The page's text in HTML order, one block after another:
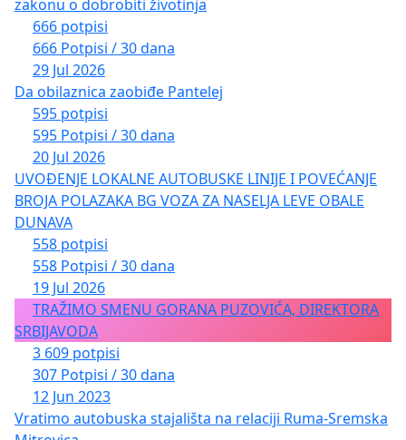
zakonu o dobrobiti životinja
666 potpisi
666 Potpisi / 30 dana
29 Jul 2026
Da obilaznica zaobiđe Pantelej
595 potpisi
595 Potpisi / 30 dana
20 Jul 2026
UVOĐENJE LOKALNE AUTOBUSKE LINIJE I POVEĆANJE
BROJA POLAZAKA BG VOZA ZA NASELJA LEVE OBALE
DUNAVA
558 potpisi
558 Potpisi / 30 dana
19 Jul 2026
TRAŽIMO SMENU GORANA PUZOVIĆA, DIREKTORA
SRBIJAVODA
3 609 potpisi
307 Potpisi / 30 dana
12 Jun 2023
Vratimo autobuska stajališta na relaciji Ruma-Sremska